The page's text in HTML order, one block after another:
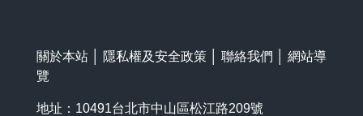
關於本站 隱私權及安全政策 聯絡我們
網站導
覽
地址：10491台北市中山區松江路209號